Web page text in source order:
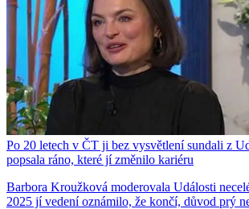
Po 20 letech v ČT ji bez vysvětlení sundali z
popsala ráno, které jí změnilo kariéru
Barbora Kroužková moderovala Události
2025 jí vedení oznámilo, že končí, důvod prý